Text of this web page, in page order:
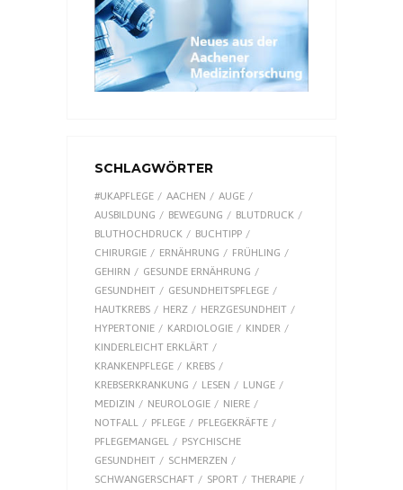
SCHLAGWÖRTER
#UKAPFLEGE AACHEN
AUGE
AUSBILDUNG
BEWEGUNG
BLUTDRUCK
BLUTHOCHDRUCK
BUCHTIPP
CHIRURGIE
ERNÄHRUNG
FRÜHLING
GEHIRN
GESUNDE ERNÄHRUNG
GESUNDHEIT
GESUNDHEITSPFLEGE
HAUTKREBS
HERZ
HERZGESUNDHEIT
HYPERTONIE
KARDIOLOGIE
KINDER
KINDERLEICHT ERKLÄRT
KRANKENPFLEGE
KREBS
KREBSERKRANKUNG
LESEN
LUNGE
MEDIZIN
NEUROLOGIE
NIERE
NOTFALL
PFLEGE
PFLEGEKRÄFTE
PFLEGEMANGEL
PSYCHISCHE
GESUNDHEIT
SCHMERZEN
SCHWANGERSCHAFT
SPORT
THERAPIE